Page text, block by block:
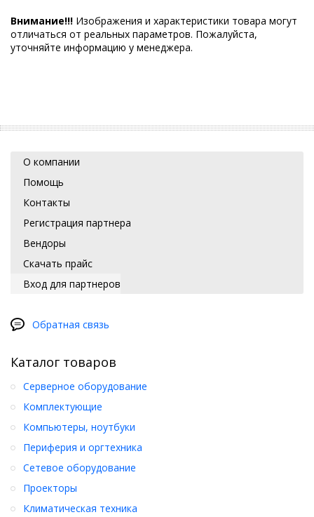
Внимание!!! Изображения и характеристики товара могут
отличаться от реальных параметров. Пожалуйста,
уточняйте информацию у менеджера.
О компании
Помощь
Контакты
Регистрация партнера
Вендоры
Скачать прайс
Вход для партнеров
Обратная связь
Каталог товаров
Серверное оборудование
Комплектующие
Компьютеры, ноутбуки
Периферия и оргтехника
Сетевое оборудование
Проекторы
Климатическая техника